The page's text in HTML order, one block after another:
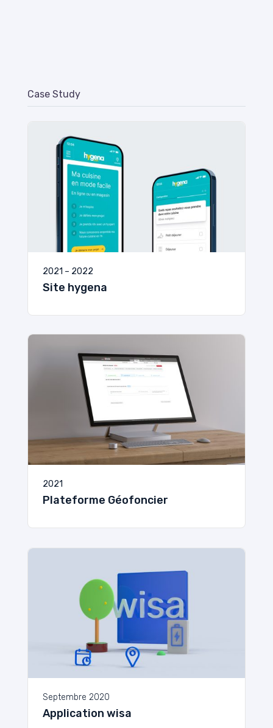
Case Study
2021 – 2022
Site hygena
2021
Plateforme Géofoncier
Septembre 2020
Application wisa